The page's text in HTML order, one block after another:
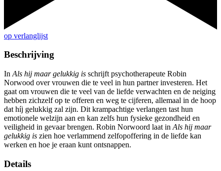
op verlanglijst
Beschrijving
In Als hij maar gelukkig is schrijft psychotherapeute Robin
Norwood over vrouwen die te veel in hun partner investeren. Het
gaat om vrouwen die te veel van de liefde verwachten en de neiging
hebben zichzelf op te offeren en weg te cijferen, allemaal in de hoop
dat híj gelukkig zal zijn. Dit krampachtige verlangen tast hun
emotionele welzijn aan en kan zelfs hun fysieke gezondheid en
veiligheid in gevaar brengen. Robin Norwoord laat in Als hij maar
gelukkig is zien hoe verlammend zelfopoffering in de liefde kan
werken en hoe je eraan kunt ontsnappen.
Details